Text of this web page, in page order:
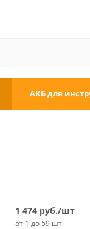
АКБ для
1 474 руб./шт
от 1 до 59 шт